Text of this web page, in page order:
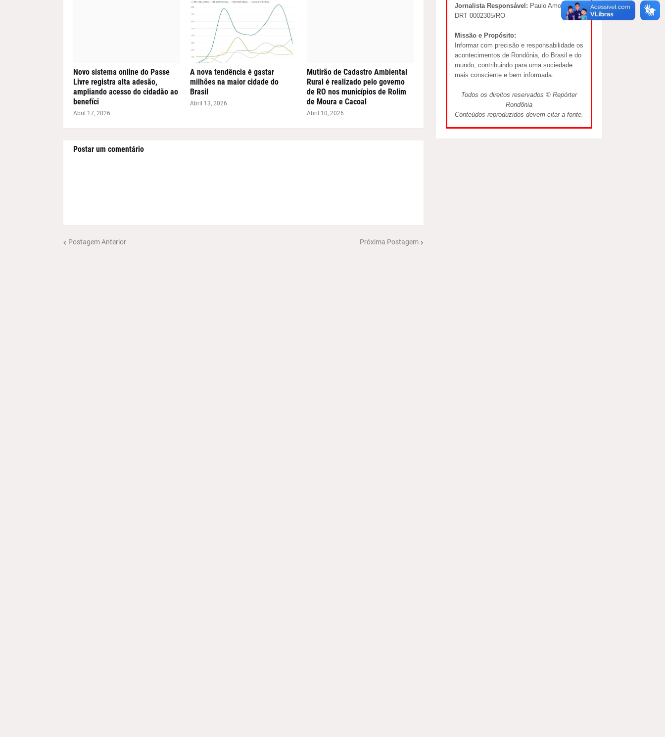
Novo sistema online do Passe
Livre registra alta adesão,
ampliando acesso do cidadão ao
benefíci
Abril 17, 2026
A nova tendência é gastar
milhões na maior cidade do
Brasil
Abril 13, 2026
Mutirão de Cadastro Ambiental
Rural é realizado pelo governo
de RO nos municípios de Rolim
de Moura e Cacoal
Abril 10, 2026
Postar um comentário
Postagem Anterior Próxima Postagem
Jornalista Responsável: Paulo Amorim –
DRT 0002305/RO
Missão e Propósito:
Informar com precisão e responsabilidade os
acontecimentos de Rondônia, do Brasil e do
mundo, contribuindo para uma sociedade
mais consciente e bem informada.
Todos os direitos reservados © Repórter
Rondônia
Conteúdos reproduzidos devem citar a fonte.